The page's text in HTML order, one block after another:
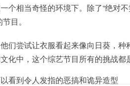
个相当奇怪的环境下。除了“绝对
目。
们尝试让衣服看起来像向日葵，
化中，这个综艺节目所有的挑战都
看到令人发指的恶搞和诡异造型